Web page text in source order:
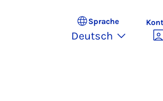
Sprache
Deutsch